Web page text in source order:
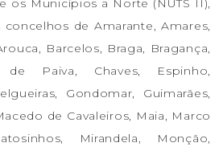
os Municípios a Norte (NUTS II),
de Amarante, Amares,
Barcelos, Braga, Bragança,
de Paiva, Chaves, Espinho,
Gondomar, Guimarães,
de Cavaleiros, Maia, Marco
Mirandela, Monção,